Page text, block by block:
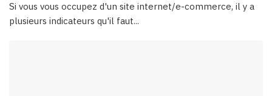
Si vous vous occupez d'un site internet/e-commerce, il y a
plusieurs indicateurs qu'il faut...